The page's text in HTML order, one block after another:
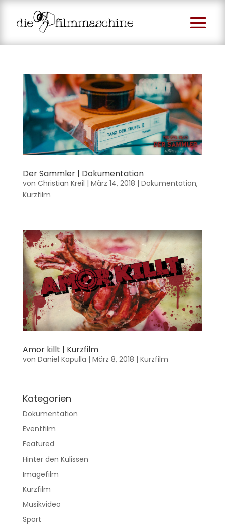
Der Sammler | Dokumentation
von Christian Kreil | März 14, 2018 | Dokumentation,
Kurzfilm
Amor killt | Kurzfilm
von Daniel Kapulla | März 8, 2018 | Kurzfilm
Kategorien
Dokumentation
Eventfilm
Featured
Hinter den Kulissen
Imagefilm
Kurzfilm
Musikvideo
Sport